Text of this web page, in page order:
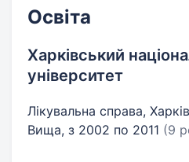
Освіта
Харківський
університет
Лікувальна справа, Харків
Вища, з 2002 по 2011 (9